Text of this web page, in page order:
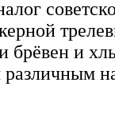
брёвен и
различным